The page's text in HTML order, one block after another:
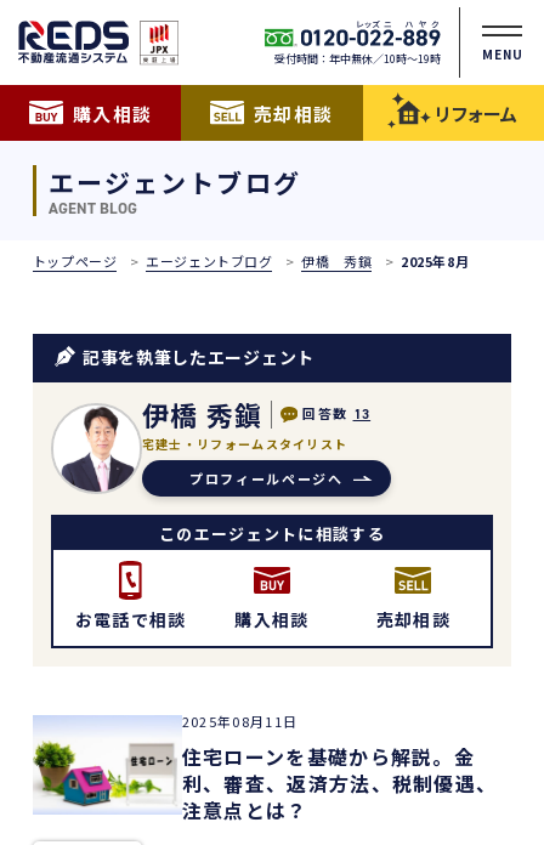
受付時間：年中無休／10時〜19時 MENU
購入相談 売却相談 リフォーム
エージェントブログ
AGENT BLOG
トップページ エージェントブログ 伊橋 秀鎭 2025年8月
記事を執筆したエージェント
伊橋 秀鎭 回答数 13
宅建士・リフォームスタイリスト
プロフィールページへ
このエージェントに相談する
お電話で相談 購入相談 売却相談
2025年08月11日
住宅ローンを基礎から解説。金
利、審査、返済方法、税制優遇、
注意点とは？